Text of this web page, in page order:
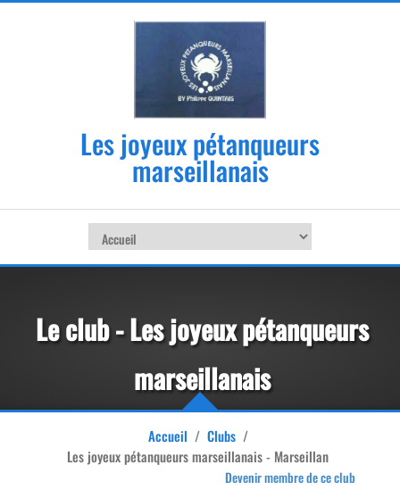
Les joyeux pétanqueurs
marseillanais
Le club - Les joyeux pétanqueurs
marseillanais
Accueil / Clubs /
Les joyeux pétanqueurs marseillanais - Marseillan
Devenir membre de ce club